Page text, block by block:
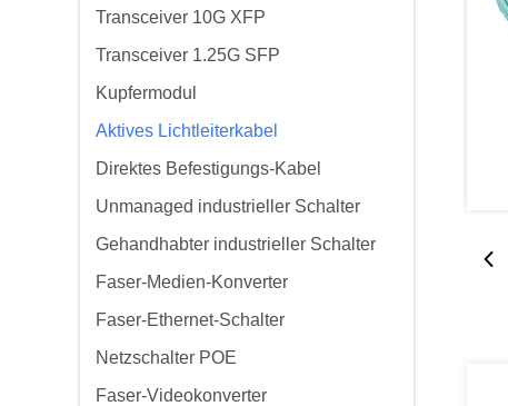
Transceiver 10G XFP
Transceiver 1.25G SFP
Kupfermodul
Aktives Lichtleiterkabel
Direktes Befestigungs-Kabel
Unmanaged industrieller Schalter
Gehandhabter industrieller Schalter
Faser-Medien-Konverter
Faser-Ethernet-Schalter
Netzschalter POE
Faser-Videokonverter